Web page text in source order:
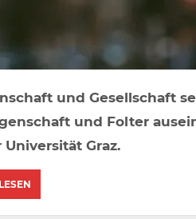
und Gesellschaft
und Folter
Universität Graz.